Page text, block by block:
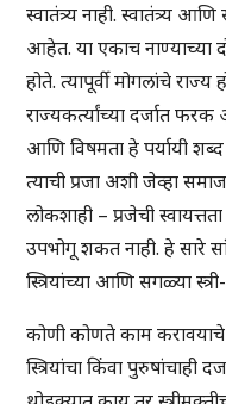
स्वातंत्र्य नाही. स्वातंत्र्य
आहेत. या एकाच नाण्याच्या
होते. त्यापूर्वी मोगलांचे
राज्यकर्त्यांच्या दर्जात
आणि विषमता हे पर्यायी
त्याची प्रजा अशी जेव्हा
लोकशाही – प्रजेची
उपभोगू शकत नाही. हे सारे
स्त्रियांच्या आणि सगळ्या
कोणी कोणते काम करावयाचे
स्त्रियांचा किंवा पुरुषांचाही